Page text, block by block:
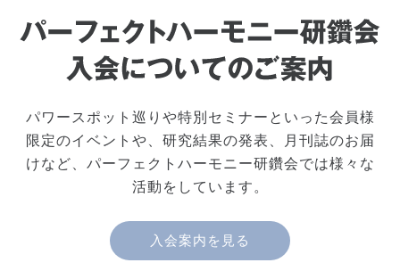
パワースポット巡りや特別セミナーといった会員様
限定のイベントや、研究結果の発表、月刊誌のお届
けなど、パーフェクトハーモニー研鑽会では様々な
活動をしています。
入会案内を見る